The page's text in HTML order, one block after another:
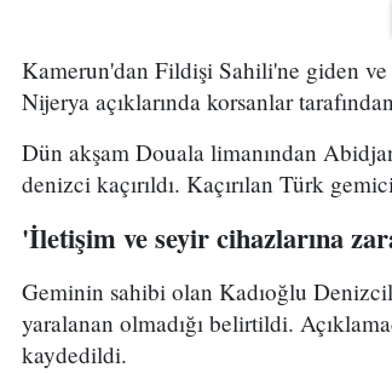
Kamerun'dan Fildişi Sahili'ne giden
Nijerya açıklarında korsanlar
Dün akşam Douala limanından
denizci kaçırıldı. Kaçırılan Türk
'İletişim ve seyir cihazlarına
Geminin sahibi olan Kadıoğlu
yaralanan olmadığı belirtildi.
kaydedildi.